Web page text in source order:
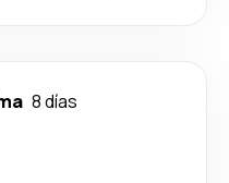
8 días